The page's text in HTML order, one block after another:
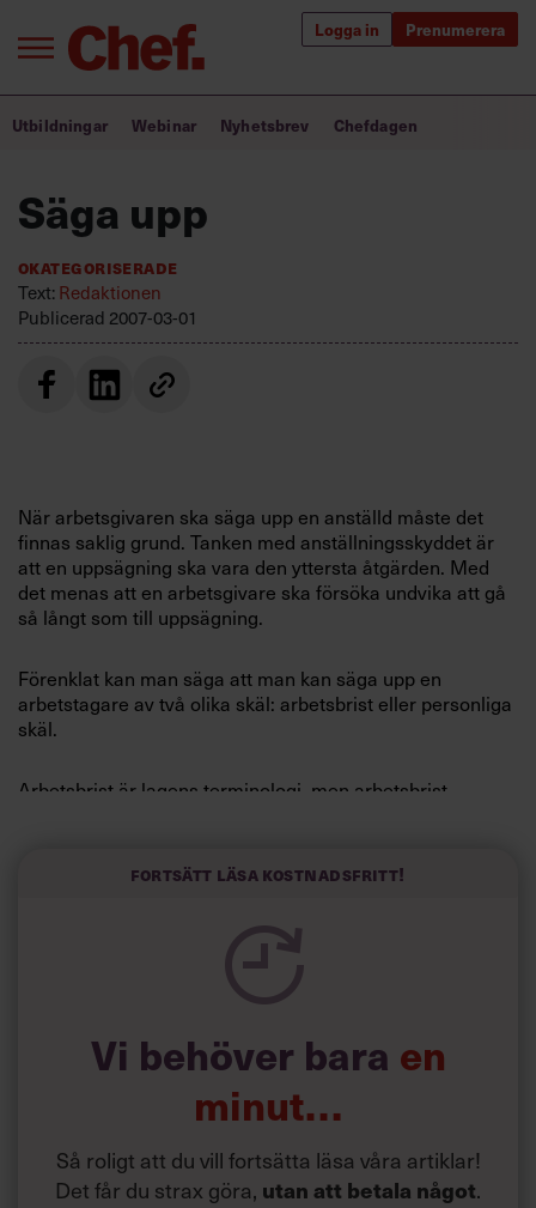
Logga in Prenumerera
Prenumerera
Kundservice
Villkor och policy för
personuppgiftsbehandling
efter:
Bra ledare förändrar världen
Utbildning för ledare
Chefakademin+
Populära utbildningar
Utbildningar Webinar Nyhetsbrev Chefdagen
Säga upp
Okategoriserade
Text:Redaktionen
Publicerad 2007-03-01
När arbetsgivaren ska säga upp en anställd måste det
finnas saklig grund. Tanken med anställningsskyddet är
att en uppsägning ska vara den yttersta åtgärden. Med
det menas att en arbetsgivare ska försöka undvika att gå
så långt som till uppsägning.
Förenklat kan man säga att man kan säga upp en
arbetstagare av två olika skäl: arbetsbrist eller personliga
skäl.
Arbetsbrist är lagens terminologi, men arbetsbrist
till exempel vill omreglera anställningsvillkoren.
Las innehåller också regler om vilken turordning som ska
gälla vid arbetsbrist, till exempel den välkända sist in,
först ut-principen. Arbetsgivaren ska upprätta en
turordningslista för varje turordningskrets.
En verksamhet kan ofta indelas i flera turordningskretsar.
Den yttersta gränsen är den juridiska personen, till
exempel aktiebolaget X, som sedan kan delas in i
Fortsätt läsa kostnadsfritt!
Vi behöver bara en
minut…
Så roligt att du vill fortsätta läsa våra artiklar!
Det får du strax göra, utan att betala något.